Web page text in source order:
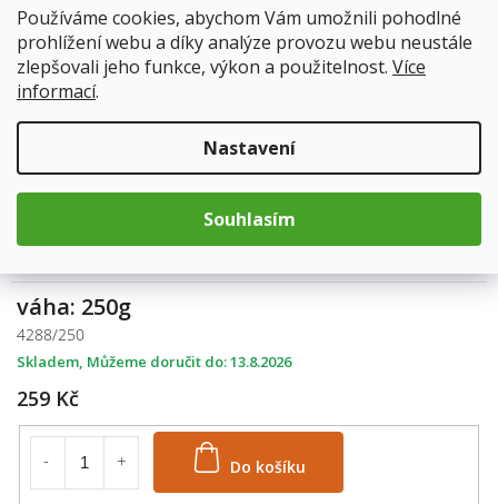
Používáme cookies, abychom Vám umožnili pohodlné
prohlížení webu a díky analýze provozu webu neustále
zlepšovali jeho funkce, výkon a použitelnost. Více
informací.
Nastavení
Souhlasím
váha: 100g
4288/70G2
129 Kč
Do košíku
Skladem 13.8.2026
váha: 250g
4288/250
259 Kč
Do košíku
Skladem 13.8.2026